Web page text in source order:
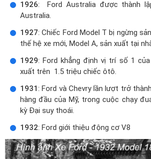
1926: Ford Australia được thành
Australia.
1927: Chiếc Ford Model T bị ngừng
thế hệ xe mới, Model A, sản xuất tại
1929: Ford khẳng định vị trí số 1
xuất trên 1.5 triệu chiếc ôtô.
1931: Ford và Chevry lần lượt trở
hàng đầu của Mỹ, trong cuộc chạy
kỳ Đại suy thoái.
1932: Ford giới thiệu động cơ V8